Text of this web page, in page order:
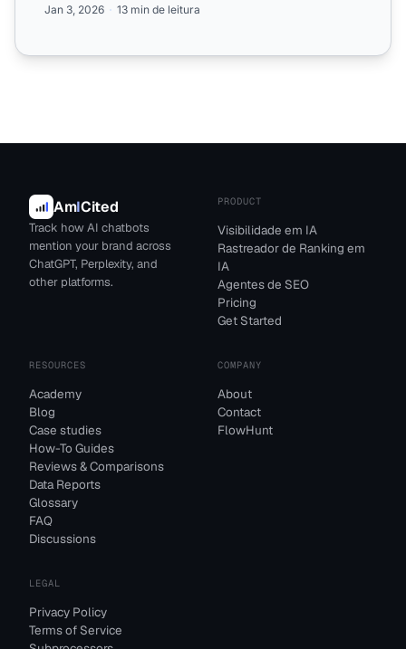
Jan 3, 2026 13 min de leitura
AmICited
Track how AI chatbots
mention your brand across
ChatGPT, Perplexity, and
other platforms.
PRODUCT
Visibilidade em IA
Rastreador de Ranking em
IA
Agentes de SEO
Pricing
Get Started
RESOURCES
Academy
Blog
Case studies
How-To Guides
Reviews & Comparisons
Data Reports
Glossary
FAQ
Discussions
COMPANY
About
Contact
FlowHunt
LEGAL
Privacy Policy
Terms of Service